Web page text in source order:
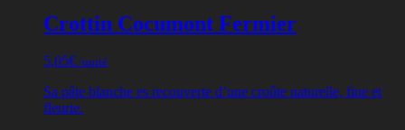
Crottin Cocumont Fermier
5,05€ /unité
Sa pâte blanche es recouverte d’une croûte naturelle, fine et
fleurie.